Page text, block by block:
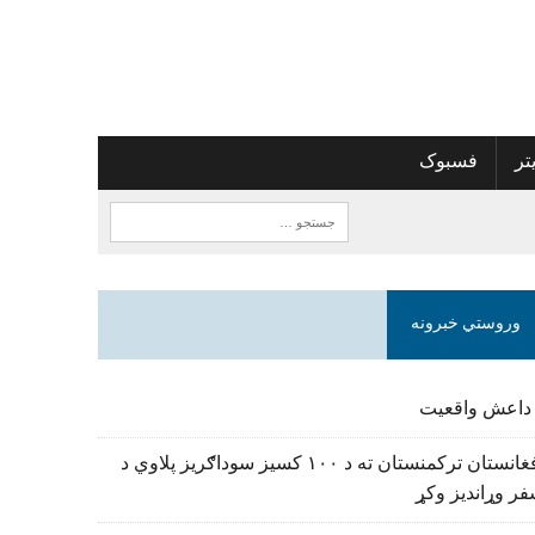
فسبوک
وروستي خبرونه
داعش واقعیت
افغانستان ترکمنستان ته د ۱۰۰ کسیز سوداګریز پلاوي د
وړاندیز وکړ